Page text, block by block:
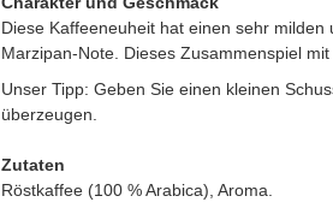
Diese Kaffeeneuheit hat einen sehr
Marzipan-Note. Dieses Zusammenspiel
Unser Tipp: Geben Sie einen kleinen
überzeugen.
Zutaten
Röstkaffee (100 % Arabica), Aroma.